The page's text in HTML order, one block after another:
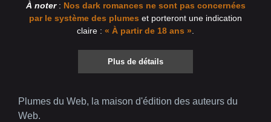
À noter: Nos dark romances ne sont pas concernées
par le système des plumes et porteront une indication
claire : « À partir de 18 ans ».
Plus de détails
Plumes du Web, la maison d'édition des auteurs du
Web.